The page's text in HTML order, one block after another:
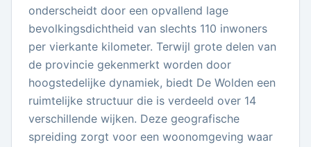
onderscheidt door een opvallend lage
bevolkingsdichtheid van slechts 110 inwoners
per vierkante kilometer. Terwijl grote delen van
de provincie gekenmerkt worden door
hoogstedelijke dynamiek, biedt De Wolden een
ruimtelijke structuur die is verdeeld over 14
verschillende wijken. Deze geografische
spreiding zorgt voor een woonomgeving waar